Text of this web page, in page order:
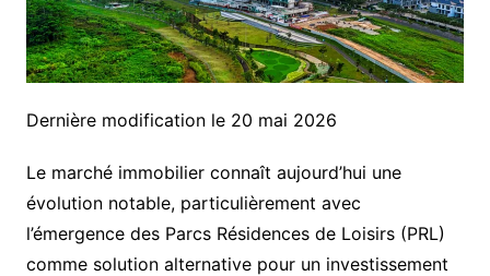
Dernière modification le 20 mai 2026
Le marché immobilier connaît aujourd’hui une
évolution notable, particulièrement avec
l’émergence des Parcs Résidences de Loisirs (PRL)
comme solution alternative pour un investissement